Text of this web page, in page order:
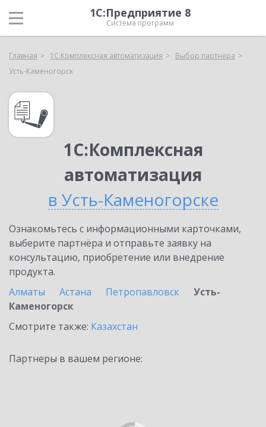
1С:Предприятие 8
Система программ
Главная 1С:Комплексная автоматизация
Выбор партнёра
Усть-Каменогорск
1С:Комплексная
автоматизация
в Усть-Каменогорске
Ознакомьтесь с информационными карточками,
выберите партнёра и отправьте заявку на
консультацию, приобретение или внедрение
продукта.
Алматы
Астана Петропавловск
Усть-
Каменогорск
Смотрите также: Казахстан
Партнеры в вашем регионе: